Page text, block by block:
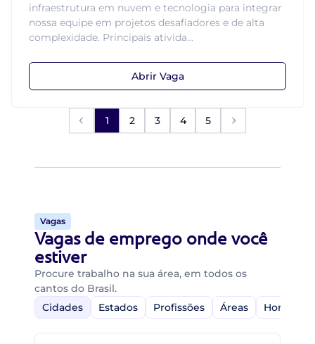
infraestrutura em nuvem e tecnologia para integrar
nossa equipe em projetos desafiadores e de alta
complexidade. Principais ativida...
Abrir Vaga
1 2 3 4 5
Vagas
Vagas de emprego onde você
estiver
Procure trabalho na sua área, em todos os
cantos do Brasil.
Cidades
Estados Profissões Áreas Home-